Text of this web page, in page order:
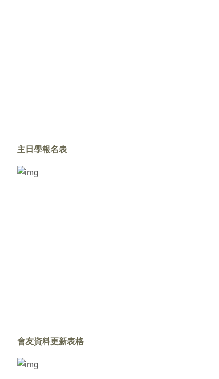
主日學報名表
會友資料更新表格